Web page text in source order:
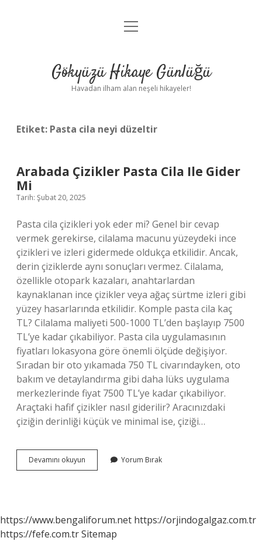
Anasayfa
Yasal Uyarı
menüyü
Gökyüzü Hikaye Günlüğü
Havadan ilham alan neşeli hikayeler!
Etiket: Pasta cila neyi düzeltir
Arabada Çizikler Pasta Cila Ile Gider
Mi
Tarih: Şubat 20, 2025
Pasta cila çizikleri yok eder mi? Genel bir cevap
vermek gerekirse, cilalama macunu yüzeydeki ince
çizikleri ve izleri gidermede oldukça etkilidir. Ancak,
derin çiziklerde aynı sonuçları vermez. Cilalama,
özellikle otopark kazaları, anahtarlardan
kaynaklanan ince çizikler veya ağaç sürtme izleri gibi
yüzey hasarlarında etkilidir. Komple pasta cila kaç
TL? Cilalama maliyeti 500-1000 TL’den başlayıp 7500
TL’ye kadar çıkabiliyor. Pasta cila uygulamasının
fiyatları lokasyona göre önemli ölçüde değişiyor.
Sıradan bir oto yıkamada 750 TL civarındayken, oto
bakım ve detaylandırma gibi daha lüks uygulama
merkezlerinde fiyat 7500 TL’ye kadar çıkabiliyor.
Araçtaki hafif çizikler nasıl giderilir? Aracınızdaki
çiziğin derinliği küçük ve minimal ise, çiziği…
Devamını okuyun Arabada
Çizikler
Mi
Yorum Bırak
https://www.bengaliforum.net https://orjindogalgaz.com.tr
https://fefe.com.trSitemap